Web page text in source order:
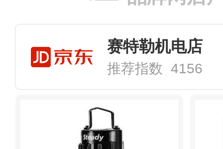
赛特勒机电店
推荐指数 4156